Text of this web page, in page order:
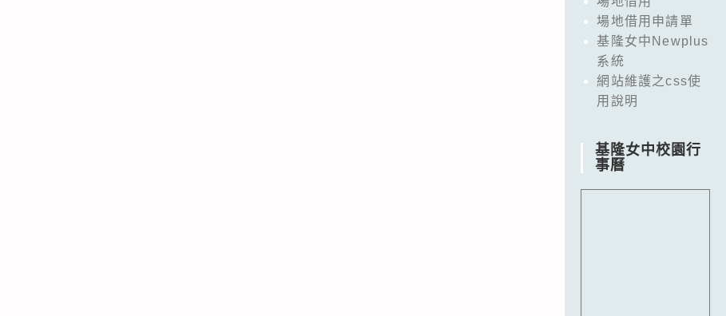
場地借用申請單
基隆女中Newplus
系統
網站維護之css使
用說明
基隆女中校園行
事曆